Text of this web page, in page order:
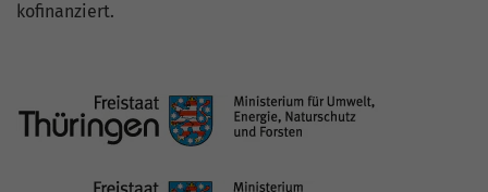
kofinanziert.